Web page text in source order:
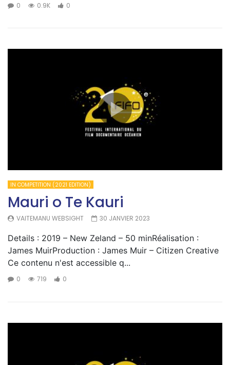
0 0.9K 0
IN COMPETITION (2021 EDITION)
Mauri o Te Kauri
VAITEMANU WEBSIGHT 30 JANVIER 2023
Details : 2019 – New Zeland – 50 minRéalisation :
James MuirProduction : James Muir – Citizen Creative
Ce contenu n'est accessible q...
0 719 0